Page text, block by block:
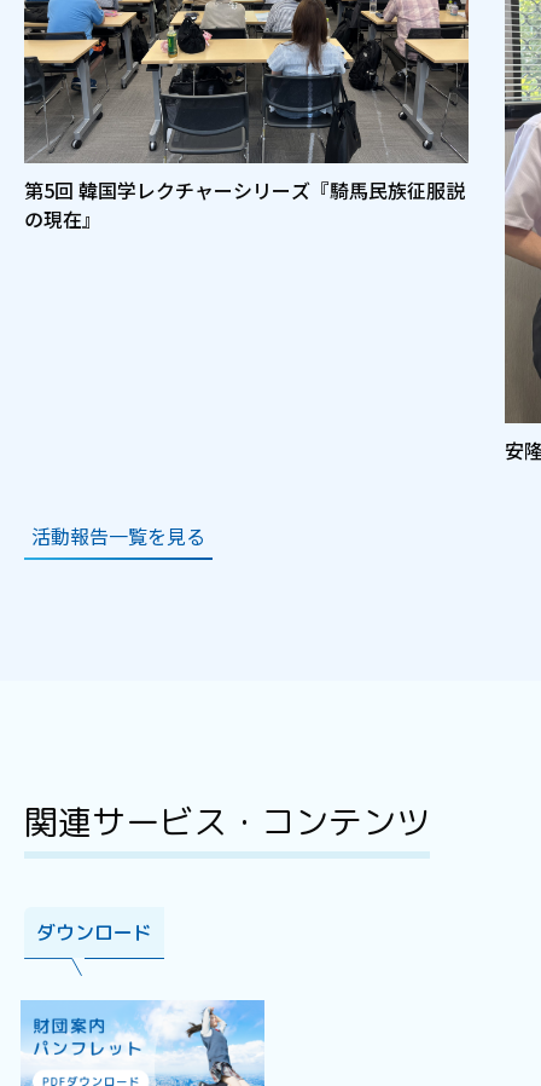
第5回 韓国学レクチャーシリーズ『騎馬民族征服説
の現在』
安
活動報告一覧を見る
関連サービス・コンテンツ
ダウンロード